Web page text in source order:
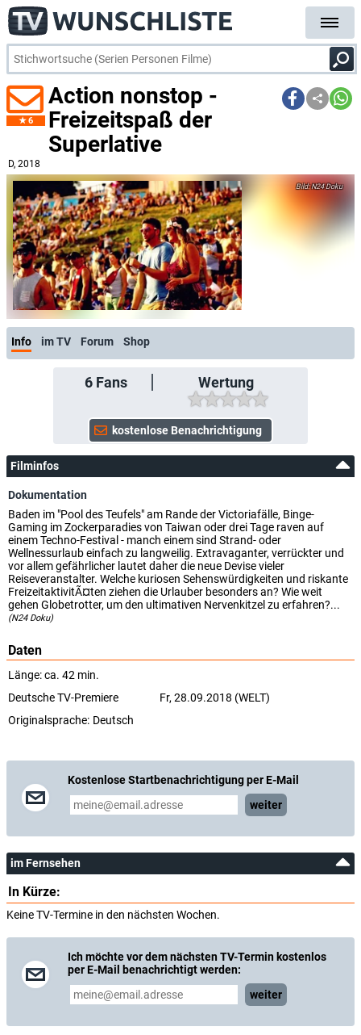
6
Action nonstop -
Freizeitspaß der
Superlative
D, 2018
N24 Doku
Info im TV Forum Shop
6Fans Wertung
Filminfos
Dokumentation
Baden im "Pool des Teufels" am Rande der Victoriafälle, Binge-
Gaming im Zockerparadies von Taiwan oder drei Tage raven auf
einem Techno-Festival - manch einem sind Strand- oder
Wellnessurlaub einfach zu langweilig. Extravaganter, verrückter und
vor allem gefährlicher lautet daher die neue Devise vieler
Reiseveranstalter. Welche kuriosen Sehenswürdigkeiten und riskante
FreizeitaktivitÃ¤ten ziehen die Urlauber besonders an? Wie weit
gehen Globetrotter, um den ultimativen Nervenkitzel zu erfahren?...
(N24 Doku)
Daten
Länge: ca. 42 min.
Deutsche TV-Premiere
Fr, 28.09.2018 (WELT)
Originalsprache: Deutsch
Kostenlose Startbenachrichtigung per E-Mail
weiter
im Fernsehen
In Kürze:
Keine TV-Termine in den nächsten Wochen.
Ich möchte vor dem nächsten TV-Termin kostenlos
per E-Mail benachrichtigt werden:
weiter